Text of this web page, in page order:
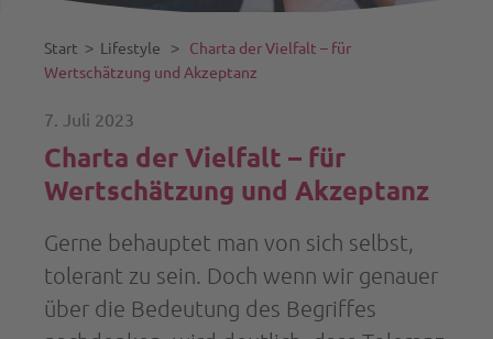
Start ˃ Lifestyle ˃ Charta der Vielfalt – für
Wertschätzung und Akzeptanz
7. Juli 2023
Charta der Vielfalt – für
Wertschätzung und Akzeptanz
Gerne behauptet man von sich selbst,
tolerant zu sein. Doch wenn wir genauer
über die Bedeutung des Begriffes